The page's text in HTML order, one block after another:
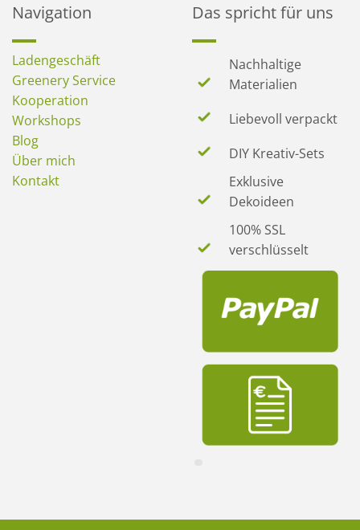
Navigation
Ladengeschäft
Greenery Service
Kooperation
Workshops
Blog
Über mich
Kontakt
Das spricht für uns
Nachhaltige
Materialien
Liebevoll verpackt
DIY Kreativ-Sets
Exklusive
Dekoideen
100% SSL
verschlüsselt